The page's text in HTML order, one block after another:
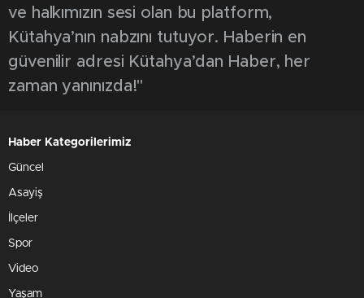
ve halkımızın sesi olan bu platform,
Kütahya’nın nabzını tutuyor. Haberin en
güvenilir adresi Kütahya’dan Haber, her
zaman yanınızda!"
Haber Kategorilerimiz
Güncel
Asayiş
İlçeler
Spor
Video
Yaşam